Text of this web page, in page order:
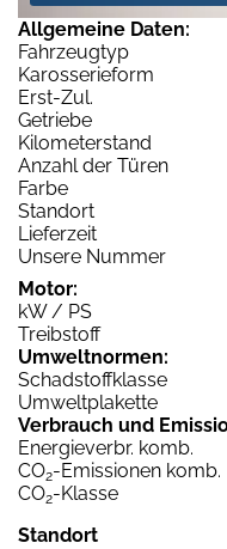
Allgemeine Daten:
Fahrzeugtyp
Karosserieform
Erst-Zul.
Getriebe
Kilometerstand
Anzahl der Türen
Farbe
Standort
Lieferzeit
Unsere Nummer
Motor:
kW / PS
Treibstoff
Umweltnormen:
Schadstoffklasse
Umweltplakette
Verbrauch und
Energieverbr. komb.
CO2-Emissionen komb.
CO2-Klasse
Standort